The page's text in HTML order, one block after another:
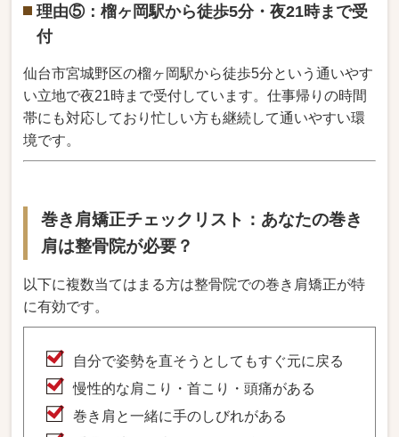
理由⑤：榴ヶ岡駅から徒歩5分・夜21時まで受
付
仙台市宮城野区の榴ヶ岡駅から徒歩5分という通いやす
い立地で夜21時まで受付しています。仕事帰りの時間
帯にも対応しており忙しい方も継続して通いやすい環
境です。
巻き肩矯正チェックリスト：あなたの巻き
肩は整骨院が必要？
以下に複数当てはまる方は整骨院での巻き肩矯正が特
に有効です。
自分で姿勢を直そうとしてもすぐ元に戻る
慢性的な肩こり・首こり・頭痛がある
巻き肩と一緒に手のしびれがある